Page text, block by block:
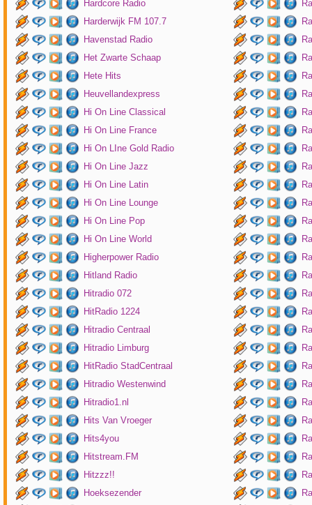
Hardcore Radio
Harderwijk FM 107.7
Havenstad Radio
Het Zwarte Schaap
Hete Hits
Heuvellandexpress
Hi On Line Classical
Hi On Line France
Hi On LIne Gold Radio
Hi On Line Jazz
Hi On Line Latin
Hi On Line Lounge
Hi On Line Pop
Hi On Line World
Higherpower Radio
Hitland Radio
Hitradio 072
HitRadio 1224
Hitradio Centraal
Hitradio Limburg
HitRadio StadCentraal
Hitradio Westenwind
Hitradio1.nl
Hits Van Vroeger
Hits4you
Hitstream.FM
Hitzzz!!
Hoeksezender